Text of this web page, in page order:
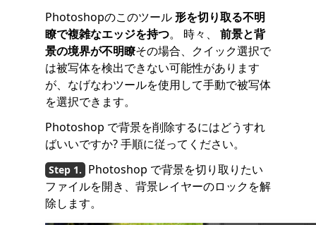
Photoshopのこのツール形を切り取る不明
瞭で複雑なエッジを持つ。 時々、 前景と背
景の境界が不明瞭その場合、クイック選択で
は被写体を検出できない可能性があります
が、なげなわツールを使用して手動で被写体
を選択できます。
Photoshop で背景を削除するにはどうすれ
ばいいですか? 手順に従ってください。
Photoshop で背景を切り取りたい
ファイルを開き、背景レイヤーのロックを解
除します。